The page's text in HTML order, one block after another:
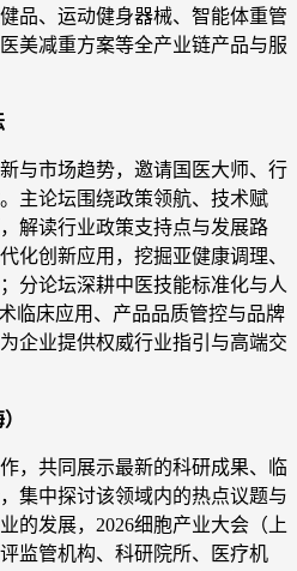
品、运动健身器械、智能体重管
美减重方案等全产业链产品与服
与市场趋势，邀请国医大师、行
主论坛围绕政策领航、技术赋
解读行业政策支持点与发展路
化创新应用，挖掘亚健康调理、
分论坛深耕中医技能标准化与人
临床应用、产品品质管控与品牌
企业提供权威行业指引与高端交
，共同展示最新的科研成果、临
集中探讨该领域内的热点议题与
的发展，2026细胞产业大会（上
监管机构、科研院所、医疗机